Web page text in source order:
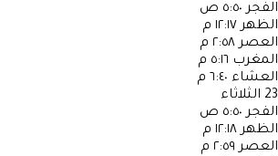
الفجر ٥:٥٠ ص
الظهر ١٢:١٧ م
العصر ٢:٥٨ م
المغرب ٥:١٦ م
العشاء ٦:٤٠ م
23 الثلاثاء
الفجر ٥:٥٠ ص
الظهر ١٢:١٨ م
العصر ٢:٥٩ م